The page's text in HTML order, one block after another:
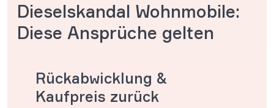
Dieselskandal Wohnmobile:
Diese Ansprüche gelten
Rückabwicklung &
Kaufpreis zurück